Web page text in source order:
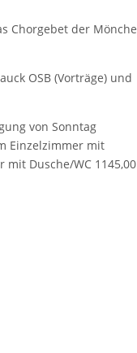
Chorgebet der Mönche
OSB (Vorträge) und
von Sonntag
Einzelzimmer mit
mit Dusche/WC 1145,00